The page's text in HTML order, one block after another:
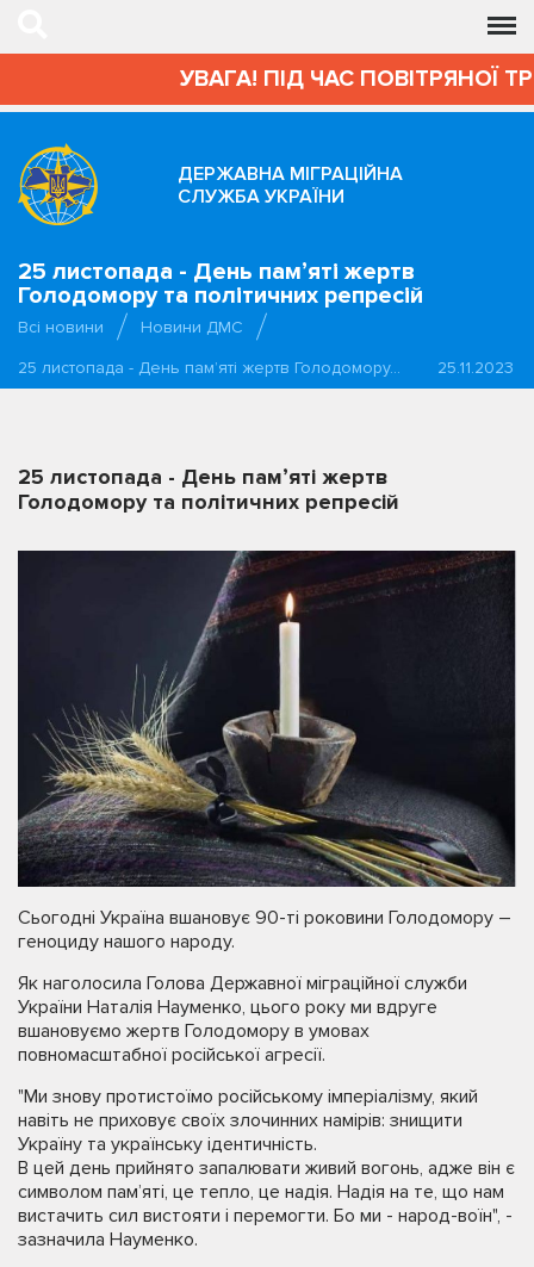
УВАГА! ПІД ЧАС ПОВІТРЯНОЇ
ДЕРЖАВНА МІГРАЦІЙНА
СЛУЖБА УКРАЇНИ
25 листопада - День памʼяті жертв
Голодомору та політичних репресій
Всі новини
Новини ДМС
25 листопада - День памʼяті жертв Голодомору…
25.11.2023
25 листопада - День памʼяті жертв
Голодомору та політичних репресій
Сьогодні Україна вшановує 90-ті роковини Голодомору –
геноциду нашого народу.
Як наголосила Голова Державної міграційної служби
України Наталія Науменко, цього року ми вдруге
вшановуємо жертв Голодомору в умовах
повномасштабної російської агресії.
"Ми знову протистоїмо російському імперіалізму, який
навіть не приховує своїх злочинних намірів: знищити
Україну та українську ідентичність.
В цей день прийнято запалювати живий вогонь, адже він є
символом памʼяті, це тепло, це надія. Надія на те, що нам
вистачить сил вистояти і перемогти. Бо ми - народ-воїн", -
зазначила Науменко.